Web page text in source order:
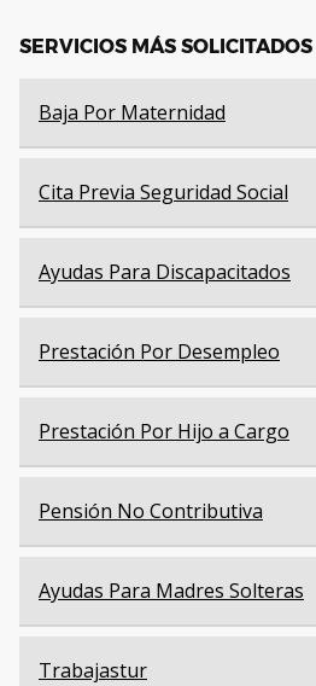
SERVICIOS MÁS SOLICITADOS
Baja Por Maternidad
Cita Previa Seguridad Social
Ayudas Para Discapacitados
Prestación Por Desempleo
Prestación Por Hijo a Cargo
Pensión No Contributiva
Ayudas Para Madres Solteras
Trabajastur